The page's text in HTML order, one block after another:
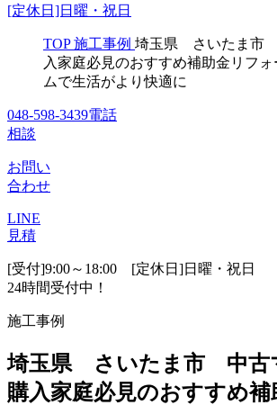
[定休日]日曜・祝日
TOP 施工事例 埼玉県 さいたま市
入家庭必見のおすすめ補助金リフ
ムで生活がより快適に
048-598-3439電話
相談
お問い
合わせ
LINE
見積
[受付]9:00～18:00 [定休日]日曜・祝日
24時間受付中！
施工事例
埼玉県 さいたま市 中古
購入家庭必見のおすすめ補